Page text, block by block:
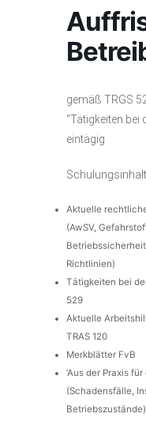
gemäß TRGS
“Tätigkeiten bei
eintägig
Aktuelle
(AwSV,
Richtlinien)
Tätigkeiten bei
529
Aktuelle
TRAS 120
Merkblätter FvB
‘Aus der Praxis für
(Schadensfälle,
Betriebszustände)